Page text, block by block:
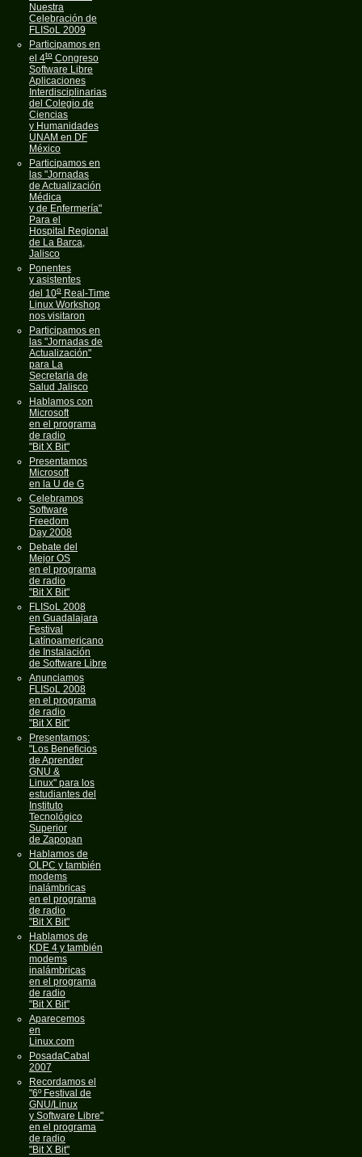
Nuestra
Celebración de
FLISoL 2009
Participamos en
el 4to Congreso
Software Libre
Aplicaciones
Interdisciplinarias
del Colegio de
Ciencias
y Humanidades
UNAM en DF
México
Participamos en
las "Jornadas
de Actualización
Médica
y de Enfermería"
Para el
Hospital Regional
de La Barca,
Jalisco
Ponentes
y asistentes
del 10o Real-Time
Linux Workshop
nos visitaron
Participamos en
las "Jornadas de
Actualización"
para La
Secretaria de
Salud Jalisco
Hablamos con
Microsoft
en el programa
de radio
"Bit X Bit"
Presentamos
Microsoft
en la U de G
Celebramos
Software
Freedom
Day 2008
Debate del
Mejor OS
en el programa
de radio
"Bit X Bit"
FLISoL 2008
en Guadalajara
Festival
Latínoamericano
de Instalación
de Software Libre
Anunciamos
FLISoL 2008
en el programa
de radio
"Bit X Bit"
Presentamos:
"Los Beneficios
de Aprender
GNU &
Linux" para los
estudiantes del
Instituto
Tecnológico
Superior
de Zapopan
Hablamos de
OLPC y también
modems
inalámbricas
en el programa
de radio
"Bit X Bit"
Hablamos de
KDE 4 y también
modems
inalámbricas
en el programa
de radio
"Bit X Bit"
Aparecemos
en
Linux.com
PosadaCabal
2007
Recordamos el
"6º Festival de
GNU/Linux
y Software Libre"
en el programa
de radio
"Bit X Bit"